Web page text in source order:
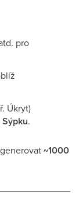
pro
Úkryt)
Sýpku.
~1000